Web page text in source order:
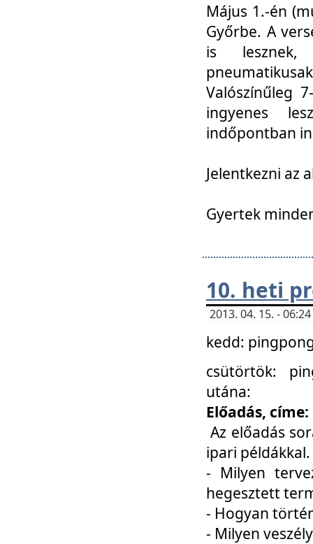
Május 1.-én
Győrbe. A
is lesznek,
Valószínűleg
ingyenes
indőpontban
Jelentkezni az
Gyertek
10. heti
2013. 04. 15. -
kedd:
csütörtök:
utána:
Előadás,
Az előadás
ipari
- Milyen
hegesztett
- Hogyan
- Milyen